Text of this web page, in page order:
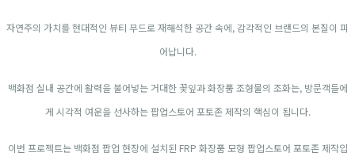
자연주의 가치를 현대적인 뷰티 무드로 재해석한 공간 속에, 감각적인 브랜드의 본질이 피
어납니다.
백화점 실내 공간에 활력을 불어넣는 거대한 꽃잎과 화장품 조형물의 조화는, 방문객들에
게 시각적 여운을 선사하는 팝업스토어 포토존 제작의 핵심이 됩니다.
이번 프로젝트는 백화점 팝업 현장에 설치된 FRP 화장품 모형 팝업스토어 포토존 제작입